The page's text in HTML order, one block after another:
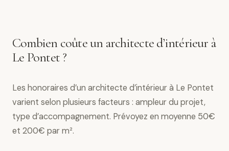
Combien coûte un architecte d’intérieur à
Le Pontet ?
Les honoraires d’un architecte d’intérieur à Le Pontet
varient selon plusieurs facteurs : ampleur du projet,
type d’accompagnement. Prévoyez en moyenne 50€
et 200€ par m².